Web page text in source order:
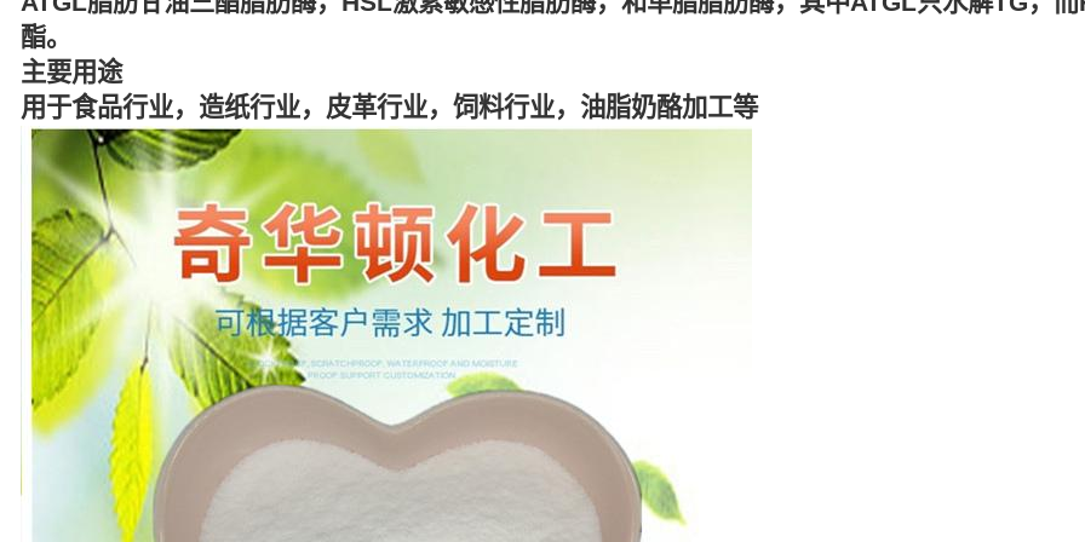
酯。
主要用途
用于食品行业，造纸行业，皮革行业，饲料行业，油脂奶酪加工等